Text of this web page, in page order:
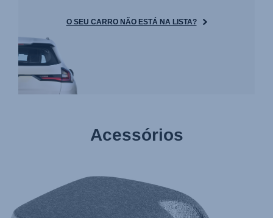
O SEU CARRO NÃO ESTÁ NA LISTA?
Acessórios